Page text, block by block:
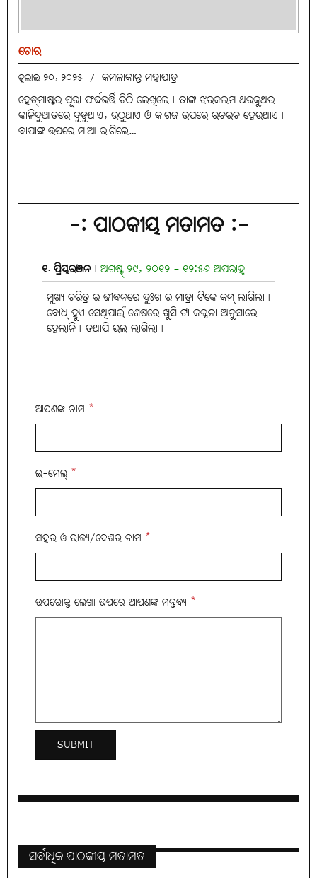
ଚୋର
ଜୁଲାଇ ୨୦, ୨୦୨୫ / କମଳାକାନ୍ତ ମହାପାତ୍ର
ହେଡ୍‌ମାଷ୍ଟର ପୂରା ଫର୍ଦ୍ଦଭର୍ତ୍ତି ଚିଠି ଲେଖିଲେ୤ ତାଙ୍କ ଝରକଲମ ଥରକୁଥର
କାଳିଦୁଆତରେ ବୁଡୁଥାଏ, ଉଠୁଥାଏ ଓ କାଗଜ ଉପରେ ରଚରଚ ହେଉଥାଏ୤
ବାପାଙ୍କ ଉପରେ ମାଆ ରାଗିଲେ…
-: ପାଠକୀୟ ମତାମତ :-
୧. ପ୍ରିୟରଞ୍ଜନ| ଅଗଷ୍ଟ୍ ୨୯, ୨୦୧୨ - ୧୨:୫୬ ଅପରାହ୍ନ
ମୁଖ୍ୟ ଚରିତ୍ର ର ଜୀବନରେ ଦୁଃଖ ର ମାତ୍ରା ଟିକେ କମ୍ ଲାଗିଲା।
ବୋଧ୍ ହୁଏ ସେଥିପାଇଁ ଶେଷରେ ଖୁସି ଟା କଳ୍ପନା ଅନୁସାରେ
ହେଲାନି୤ ତଥାପି ଭଲ ଲାଗିଲା।
ଆପଣଙ୍କ ନାମ *
ଇ-ମେଲ୍ *
ସହର ଓ ରାଜ୍ୟ/ଦେଶର ନାମ *
ଉପରୋକ୍ତ ଲେଖା ଉପରେ ଆପଣଙ୍କ ମନ୍ତବ୍ୟ *
ସର୍ବାଧିକ ପାଠକୀୟ ମତାମତ